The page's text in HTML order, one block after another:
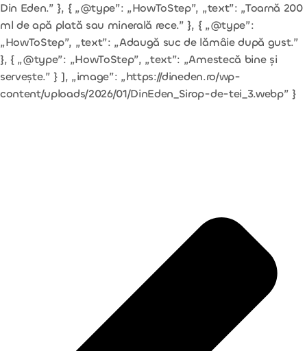
Din Eden.” }, { „@type”: „HowToStep”, „text”: „Toarnă 200
ml de apă plată sau minerală rece.” }, { „@type”:
„HowToStep”, „text”: „Adaugă suc de lămâie după gust.”
}, { „@type”: „HowToStep”, „text”: „Amestecă bine și
servește.” } ], „image”: „https://dineden.ro/wp-
content/uploads/2026/01/DinEden_Sirop-de-tei_3.webp” }